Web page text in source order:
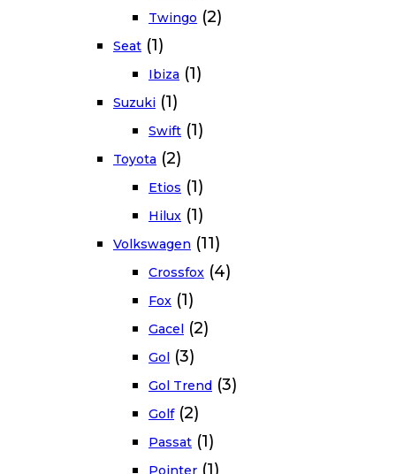
Twingo (2)
Seat (1)
Ibiza (1)
Suzuki (1)
Swift (1)
Toyota (2)
Etios (1)
Hilux (1)
Volkswagen (11)
Crossfox (4)
Fox (1)
Gacel (2)
Gol (3)
Gol Trend (3)
Golf (2)
Passat (1)
Pointer (1)